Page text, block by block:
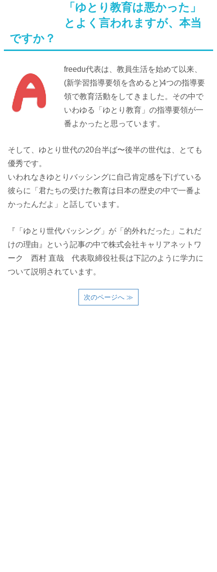
「ゆとり教育は悪かった」
とよく言われますが、本当
ですか？
freedu代表は、教員生活を始めて以来、
(新学習指導要領を含めると)4つの指導要
領で教育活動をしてきました。その中で
いわゆる「ゆとり教育」の指導要領が一
番よかったと思っています。
そして、ゆとり世代の20台半ば〜後半の世代は、とても
優秀です。
いわれなきゆとりバッシングに自己肯定感を下げている
彼らに「君たちの受けた教育は日本の歴史の中で一番よ
かったんだよ」と話しています。
『「ゆとり世代バッシング」が「的外れだった」これだ
けの理由』という記事の中で株式会社キャリアネットワ
ーク 西村 直哉 代表取締役社長は下記のように学力に
ついて説明されています。
次のページへ ≫